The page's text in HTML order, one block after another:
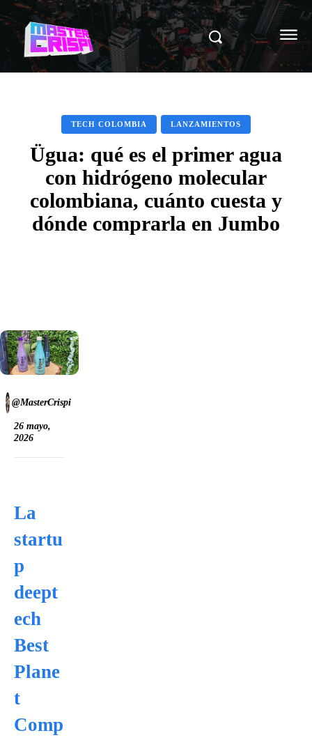
TECH COLOMBIA LANZAMIENTOS
Ügua: qué es el primer agua
con hidrógeno molecular
colombiana, cuánto cuesta y
dónde comprarla en Jumbo
@MasterCrispi
26 mayo,
2026
La
startu
p
deept
ech
Best
Plane
t
Comp